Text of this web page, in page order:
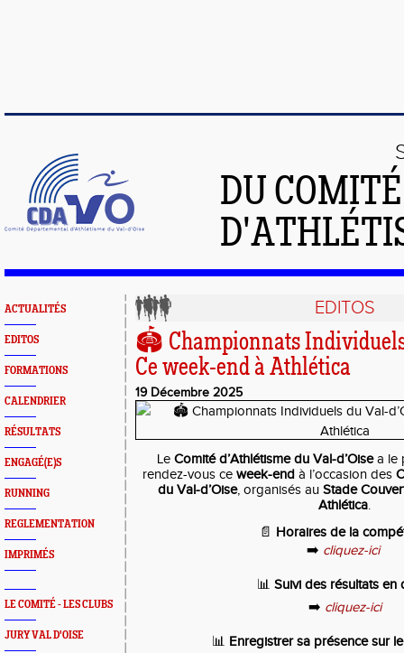
DU
ACTUALITÉS
EDITOS
FORMATIONS
CALENDRIER
RÉSULTATS
ENGAGÉ(E)S
RUNNING
REGLEMENTATION
IMPRIMÉS
LE COMITÉ - LES CLUBS
JURY VAL D'OISE
EDITOS
🏟️ Championnats Individuels
Ce week-end à Athlética
19 Décembre 2025
LeComité d’Athlétisme du Val-d’Oisea le
rendez-vous ceweek-end à l’occasion des
du Val-d’Oise, organisés auStade
Athlética.
📄 Horaires de la
➡️ cliquez-ici
📊 Suivi des résultats en
➡️ cliquez-ici
📊 Enregistrer sa présence sur